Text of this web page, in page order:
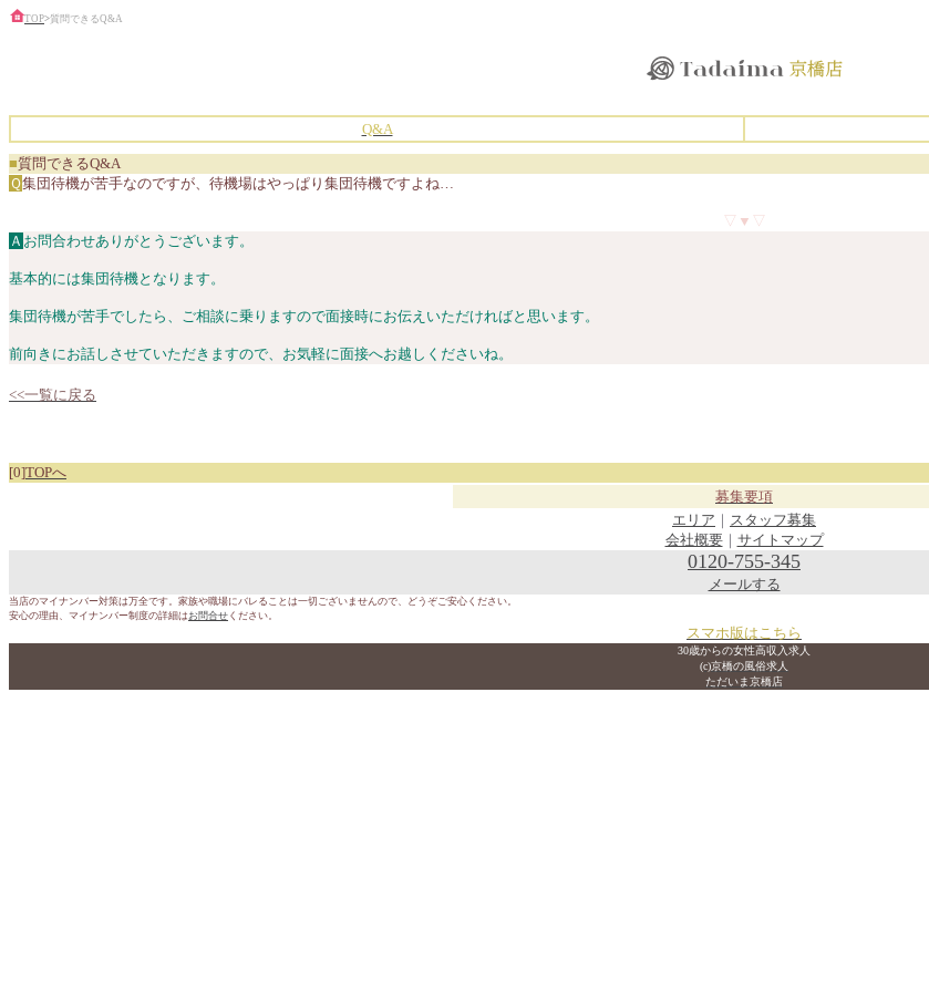
TOP>質問できるQ&A
Q&A
■質問できるQ&A
Ｑ集団待機が苦手なのですが、待機場はやっぱり集団待機ですよね…
▽▼▽
Ａ お問合わせありがとうございます。
基本的には集団待機となります。
集団待機が苦手でしたら、ご相談に乗りますので面接時にお伝えいただければと思います。
前向きにお話しさせていただきますので、お気軽に面接へお越しくださいね。
<<一覧に戻る
[0]TOPへ
募集要項
エリア ｜ スタッフ募集
会社概要｜ サイトマップ
0120-755-345
メールする
当店のマイナンバー対策は万全です。家族や職場にバレることは一切ございませんので、どうぞご安心ください。
安心の理由、マイナンバー制度の詳細はお問合せ ください。
スマホ版はこちら
30歳からの女性高収入求人
(c)京橋の風俗求人
ただいま京橋店